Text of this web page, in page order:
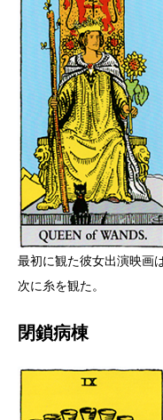
最初に観た彼女出演映画
次に糸を観た。
閉鎖病棟